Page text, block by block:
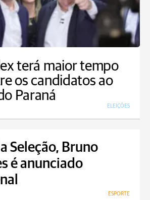
terá maior tempo
os candidatos ao
Paraná
ELEIÇÕES
Seleção, Bruno
é anunciado
ESPORTE